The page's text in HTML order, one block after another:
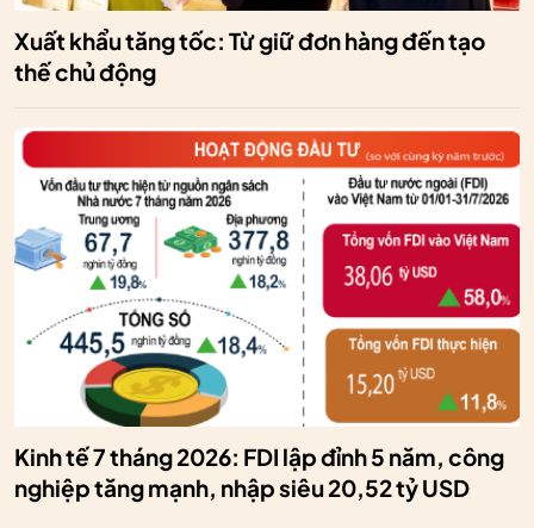
Xuất khẩu tăng tốc: Từ giữ đơn hàng đến tạo
thế chủ động
Kinh tế 7 tháng 2026: FDI lập đỉnh 5 năm, công
nghiệp tăng mạnh, nhập siêu 20,52 tỷ USD